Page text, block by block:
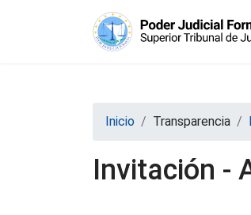
Inicio Transparencia
Invitación -